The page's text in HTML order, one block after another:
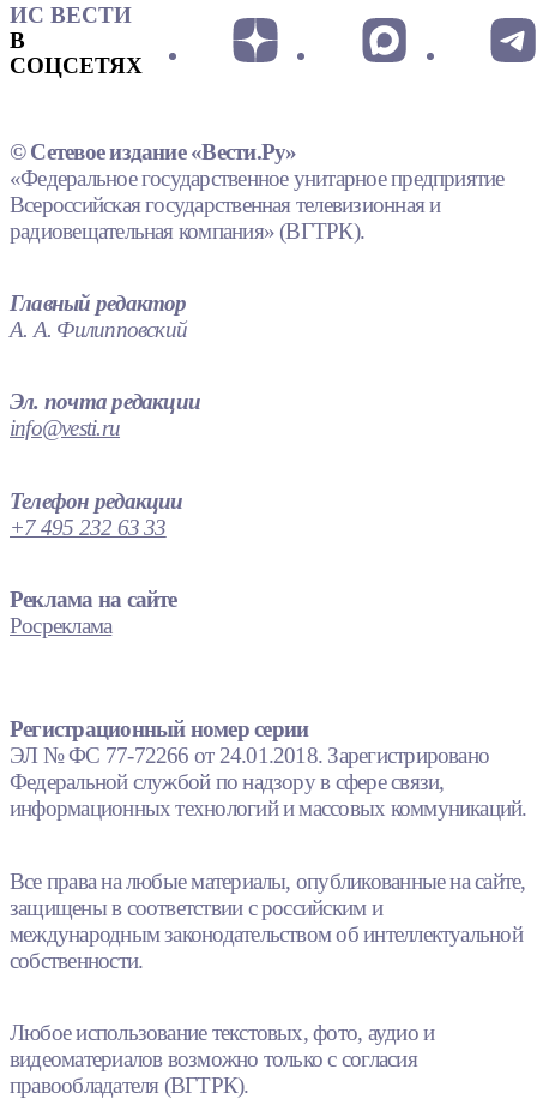
ИС ВЕСТИ
В
СОЦСЕТЯХ
© Сетевое издание «Вести.Ру»
«Федеральное государственное унитарное предприятие
Всероссийская государственная телевизионная и
радиовещательная компания» (ВГТРК).
Главный редактор
А. А. Филипповский
Эл. почта редакции
info@vesti.ru
Телефон редакции
+7 495 232 63 33
Реклама на сайте
Росреклама
Регистрационный номер серии
ЭЛ № ФС 77-72266 от 24.01.2018. Зарегистрировано
Федеральной службой по надзору в сфере связи,
информационных технологий и массовых коммуникаций.
Все права на любые материалы, опубликованные на сайте,
защищены в соответствии с российским и
международным законодательством об интеллектуальной
собственности.
Любое использование текстовых, фото, аудио и
видеоматериалов возможно только с согласия
правообладателя (ВГТРК).